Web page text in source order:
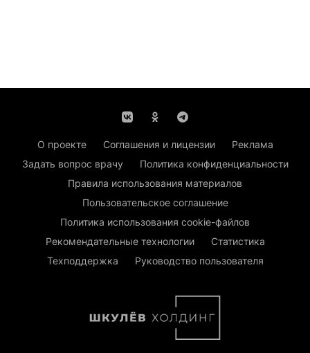
О проекте Соглашения и лицензии
Реклама
Задать вопрос врачу
Политика конфиденциальности
Правила использования материалов
Пользовательское соглашение
Политика использования cookie-файлов
Рекомендательные технологии
Статистика
Техподдержка
Руководство пользователя